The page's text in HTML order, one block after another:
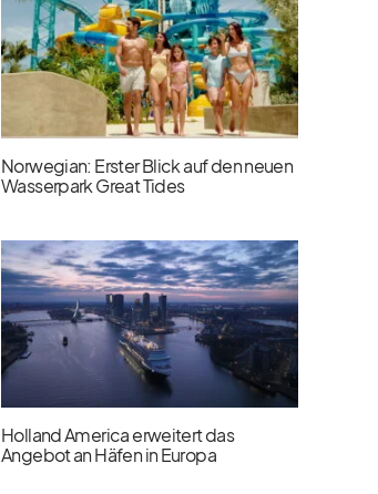
Norwegian: Erster Blick auf den neuen
Wasserpark Great Tides
Holland America erweitert das
Angebot an Häfen in Europa